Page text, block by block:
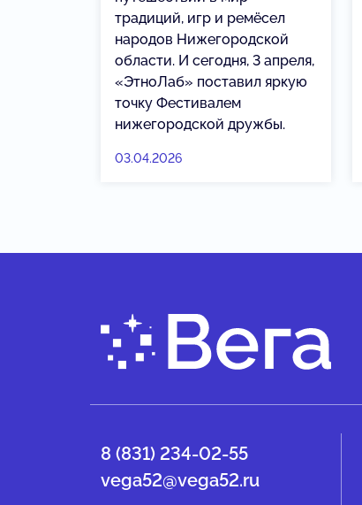
традиций, игр и ремёсел
народов Нижегородской
области. И сегодня, 3 апреля,
«ЭтноЛаб» поставил яркую
точку Фестивалем
нижегородской дружбы.
03.04.2026
8 (831) 234-02-55
vega52@vega52.ru